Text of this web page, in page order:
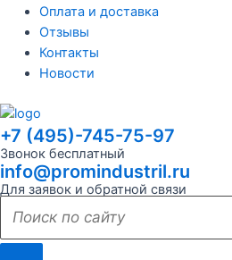
Оплата и доставка
Отзывы
Контакты
Новости
+7 (495)-745-75-97
Звонок бесплатный
info@promindustril.ru
Для заявок и обратной связи